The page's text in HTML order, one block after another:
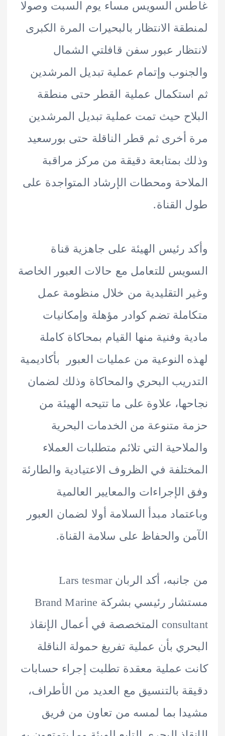
السويس مساء يوم السبت وصولا
الانتظار بالبحيرات المرة الكبرى
عبور سفن قافلتي الشمال
وإتمام عملية تبديل المرشدين
عملية القطر حتى منطقة
حيث تمت عملية تبديل المرشدين
أخرى ثم قطر الناقلة حتى بورسعيد
بمتابعة دقيقة من مركز مراقبة
ومحطات الإرشاد المتواجدة على
رئيس الهيئة على جاهزية قناة
للتعامل مع حالات العبور الخاصة
التقليدية من خلال منظومة عمل
تضم كوادر مؤهلة وإمكانيات
وفنية منها القيام بمحاكاة كاملة
النوعية من عمليات العبور بأكاديمية
البحري والمحاكاة وذلك لضمان
علاوة على ما تتيحه الهيئة من
متنوعة من الخدمات البحرية
التي تلائم متطلبات العملاء
في الظروف الاعتيادية والطارئة
والمعايير العالمية
مبدأ السلامة أولا لضمان العبور
والحفاظ على سلامة القناة.
من جانبه، أكد الربان Lars tesmar
مستشار رئيسي بشركة Brand Marine
consultant المتخصصة في أعمال الإنقاذ
بأن عملية تفريغ حمولة الناقلة
عملية معقدة تطلبت إجراء حسابات
بالتنسيق مع العديد من الأطراف،
بما لمسه من تعاون من فريق